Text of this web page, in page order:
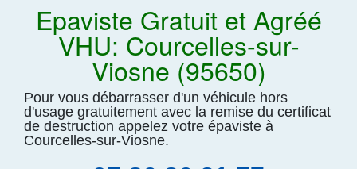
Epaviste Gratuit et Agréé
VHU: Courcelles-sur-
Viosne (95650)
Pour vous débarrasser d'un véhicule hors
d'usage gratuitement avec la remise du certificat
de destruction appelez votre épaviste à
Courcelles-sur-Viosne.